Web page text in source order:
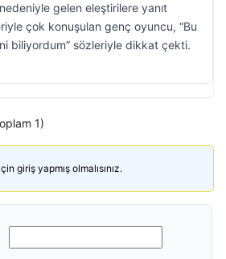
gelen eleştirilere yanıt
çok konuşulan genç oyuncu, “Bu
biliyordum” sözleriyle dikkat çekti.
1)
giriş yapmış olmalısınız.